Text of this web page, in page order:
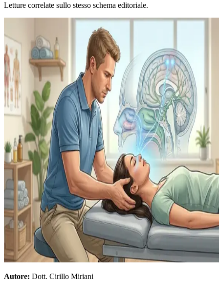
Letture correlate sullo stesso schema editoriale.
Autore: Dott. Cirillo Miriani